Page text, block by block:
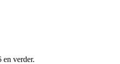
en verder.